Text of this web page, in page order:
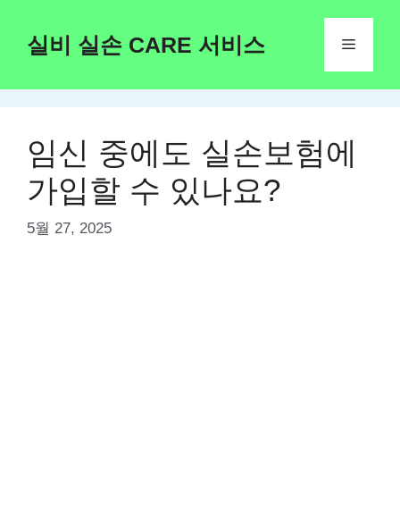
content
실비 실손 CARE 서비스 Menu
임신 중에도 실손보험에
가입할 수 있나요?
5월 27, 2025